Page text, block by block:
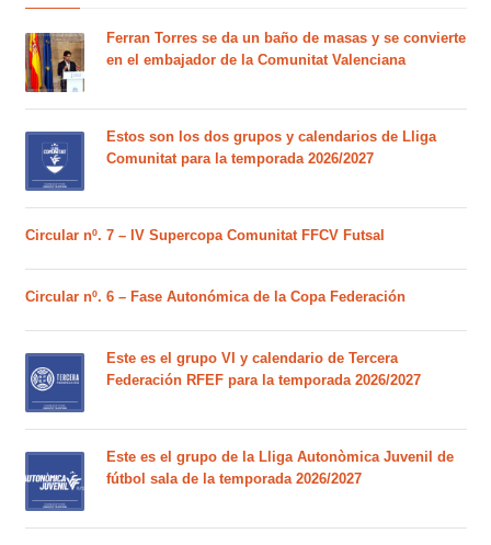
Ferran Torres se da un baño de masas y se convierte
en el embajador de la Comunitat Valenciana
Estos son los dos grupos y calendarios de Lliga
Comunitat para la temporada 2026/2027
Circular nº. 7 – IV Supercopa Comunitat FFCV Futsal
Circular nº. 6 – Fase Autonómica de la Copa Federación
Este es el grupo VI y calendario de Tercera
Federación RFEF para la temporada 2026/2027
Este es el grupo de la Lliga Autonòmica Juvenil de
fútbol sala de la temporada 2026/2027